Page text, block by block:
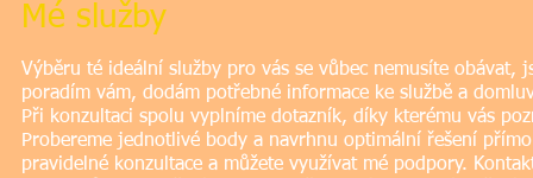
Mé služby
Výběru té ideální služby pro vás se vůbec nemusíte
poradím vám, dodám potřebné informace ke službě a
Při konzultaci spolu vyplníme dotazník, díky kterému vás
Probereme jednotlivé body a navrhnu optimální řešení
pravidelné konzultace a můžete využívat mé podpory.